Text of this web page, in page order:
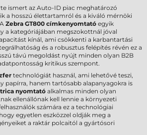
ismert az Auto-ID piac meghatározó
a hosszú élettartamról és a kiváló mérnöki
Zebra GT800 címkenyomtató egyik
a kategóriájában megszokottnál jóval
kínál, ami csökkenti a karbantartási
és a robusztus felépítés révén ez a
távú megoldást nyújt minden olyan B2B
kritikus szempont.
technológiát használ, ami lehetővé teszi,
papírra, hanem tartósabb alapanyagokra is
nyomtató alkalmas minden olyan
ellenállónak kell lennie a környezeti
számára ez a technológiai
egyetlen eszközzel oldják meg a
a raktár polcaitól a gyártósori